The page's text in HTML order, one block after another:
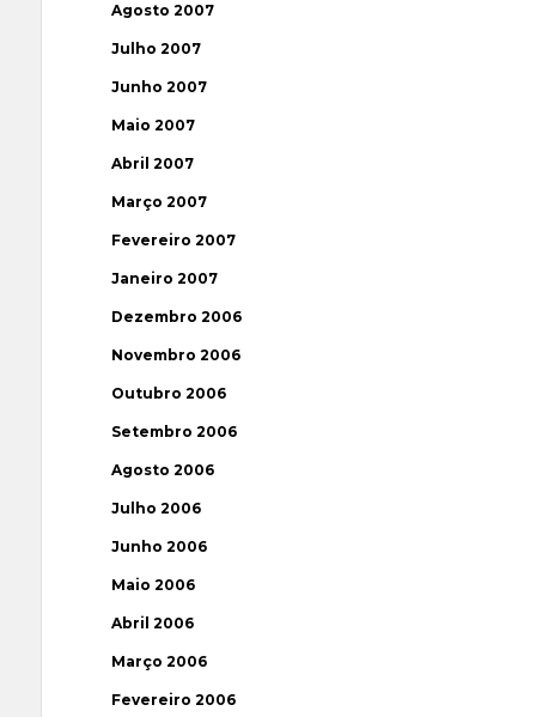
Agosto 2007
Julho 2007
Junho 2007
Maio 2007
Abril 2007
Março 2007
Fevereiro 2007
Janeiro 2007
Dezembro 2006
Novembro 2006
Outubro 2006
Setembro 2006
Agosto 2006
Julho 2006
Junho 2006
Maio 2006
Abril 2006
Março 2006
Fevereiro 2006